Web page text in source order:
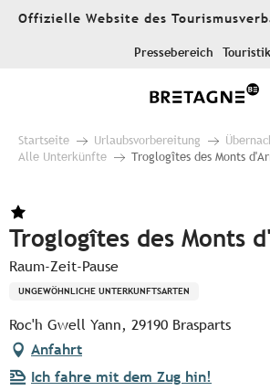
AllerOffizielle Website des
Pressebereich Touristik
Startseite Urlaubsvorbereitung
Alle Unterkünfte
Troglogîtes des Monts
Troglogîtes des Monts
Raum-Zeit-Pause
UNGEWÖHNLICHE UNTERKUNFTSARTEN
Roc'h Gwell Yann, 29190 Brasparts
Anfahrt
Ich fahre mit dem Zug hin!